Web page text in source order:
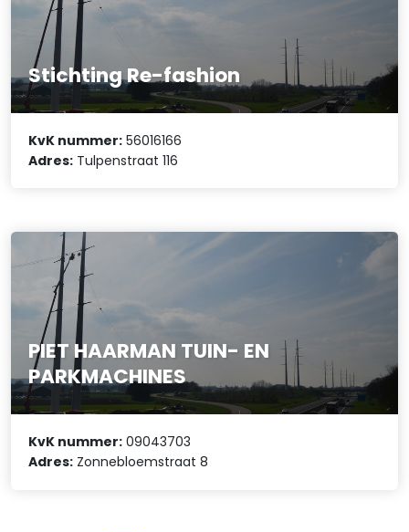
Stichting Re-fashion
KvK nummer: 56016166
Adres: Tulpenstraat 116
PIET HAARMAN TUIN- EN
PARKMACHINES
KvK nummer: 09043703
Adres: Zonnebloemstraat 8